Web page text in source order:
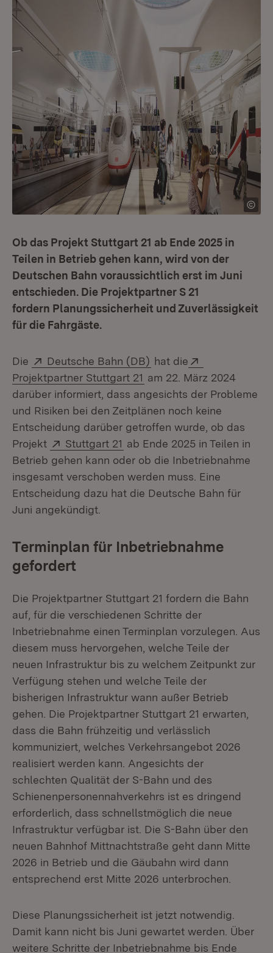
Ob das Projekt Stuttgart 21 ab Ende 2025 in
Teilen in Betrieb gehen kann, wird von der
Deutschen Bahn voraussichtlich erst im Juni
entschieden. Die Projektpartner S 21
fordern Planungssicherheit und Zuverlässigkeit
für die Fahrgäste.
Die Extern:
Deutsche Bahn (DB) (Öffnet in neuem
hat die
Projektpartner Stuttgart 21 (Öffnet in neuem Fenster)
am 22. März 2024
darüber informiert, dass angesichts der Probleme
und Risiken bei den Zeitplänen noch keine
Entscheidung darüber getroffen wurde, ob das
Projekt
Extern:
Stuttgart 21 (Öffnet in neuem Fenster)
ab Ende 2025 in Teilen in
Betrieb gehen kann oder ob die Inbetriebnahme
insgesamt verschoben werden muss. Eine
Entscheidung dazu hat die Deutsche Bahn für
Juni angekündigt.
Terminplan für Inbetriebnahme
gefordert
Die Projektpartner Stuttgart 21 fordern die Bahn
auf, für die verschiedenen Schritte der
Inbetriebnahme einen Terminplan vorzulegen. Aus
diesem muss hervorgehen, welche Teile der
neuen Infrastruktur bis zu welchem Zeitpunkt zur
Verfügung stehen und welche Teile der
bisherigen Infrastruktur wann außer Betrieb
gehen. Die Projektpartner Stuttgart 21 erwarten,
dass die Bahn frühzeitig und verlässlich
kommuniziert, welches Verkehrsangebot 2026
realisiert werden kann. Angesichts der
schlechten Qualität der S-Bahn und des
Schienenpersonennahverkehrs ist es dringend
erforderlich, dass schnellstmöglich die neue
Infrastruktur verfügbar ist. Die S-Bahn über den
neuen Bahnhof Mittnachtstraße geht dann Mitte
2026 in Betrieb und die Gäubahn wird dann
entsprechend erst Mitte 2026 unterbrochen.
Diese Planungssicherheit ist jetzt notwendig.
Damit kann nicht bis Juni gewartet werden. Über
weitere Schritte der Inbetriebnahme bis Ende